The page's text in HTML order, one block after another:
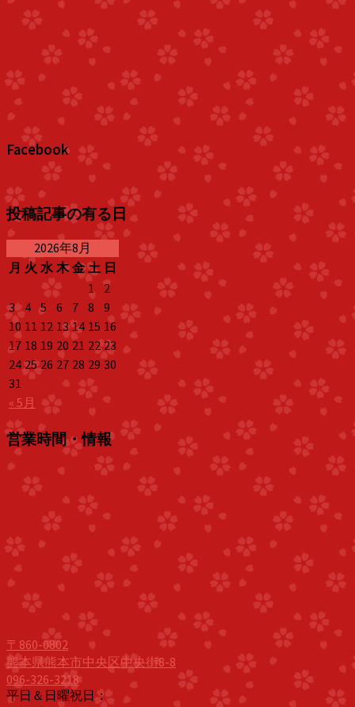
Facebook
投稿記事の有る日
2026年8月
月 火 水 木 金 土 日
« 5月
1 2
3
4 5 6 7 8
9
10 11 12 13 14 15 16
17 18 19 20 21 22 23
24 25 26 27 28 29 30
31
営業時間・情報
〒860-0802
熊本県熊本市中央区中央街8-8
096-326-3218
平日＆日曜祝日：